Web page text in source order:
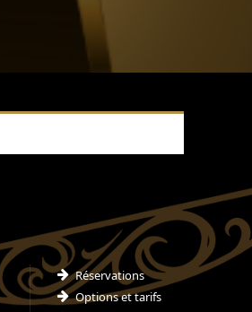
Réservations
Options et tarifs